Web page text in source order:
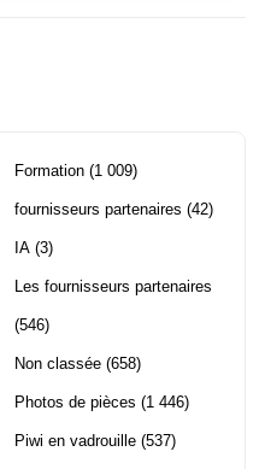
Formation (1 009)
fournisseurs partenaires (42)
IA (3)
Les fournisseurs partenaires
(546)
Non classée (658)
Photos de pièces (1 446)
Piwi en vadrouille (537)